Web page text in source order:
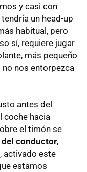
y casi con
un head-up
habitual, pero
sí, requiere jugar
más pequeño
nos entorpezca
antes del
coche hacia
el timón se
conductor,
activado este
estamos